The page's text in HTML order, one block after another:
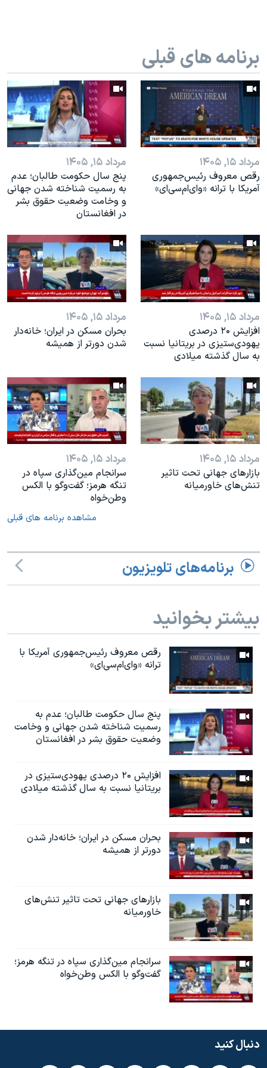
صفحه‌های ویژه
سفر پرزیدنت ترامپ به چین
برنامه های قبلی
مرداد ۱۵, ۱۴۰۵
رقص معروف رئیس‌جمهوری
آمریکا با ترانه «وای‌ام‌سی‌ای»
مرداد ۱۵, ۱۴۰۵
پنج سال حکومت طالبان؛ عدم
به رسمیت شناخته شدن جهانی
و وخامت وضعیت حقوق بشر
در افغانستان
مرداد ۱۵, ۱۴۰۵
افزایش ۲۰ درصدی
یهودی‌ستیزی در بریتانیا نسبت
به سال گذشته میلادی
مرداد ۱۵, ۱۴۰۵
بحران مسکن در ایران؛ خانه‌دار
شدن دورتر از همیشه
مرداد ۱۵, ۱۴۰۵
بازارهای جهانی تحت تاثیر
تنش‌های خاورمیانه
مرداد ۱۵, ۱۴۰۵
سرانجام مین‌گذاری‌ سپاه در
تنگه هرمز؛ گفت‌وگو با الکس
وطن‌خواه
مشاهده برنامه های قبلی
برنامه‌های تلویزیون
بیشتر بخوانید
رقص معروف رئیس‌جمهوری آمریکا با
ترانه «وای‌ام‌سی‌ای»
پنج سال حکومت طالبان؛ عدم به
رسمیت شناخته شدن جهانی و وخامت
وضعیت حقوق بشر در افغانستان
افزایش ۲۰ درصدی یهودی‌ستیزی در
بریتانیا نسبت به سال گذشته میلادی
بحران مسکن در ایران؛ خانه‌دار شدن
دورتر از همیشه
بازارهای جهانی تحت تاثیر تنش‌های
خاورمیانه
سرانجام مین‌گذاری‌ سپاه در تنگه هرمز؛
گفت‌وگو با الکس وطن‌خواه
دنبال کنید